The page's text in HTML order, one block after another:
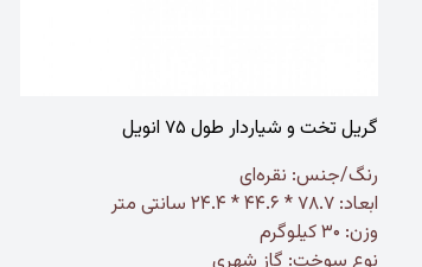
گریل تخت و شیاردار طول ۷۵ انویل
رنگ/جنس: نقره‌ای
ابعاد: ۷۸.۷ * ۴۴.۶ * ۲۴.۴ سانتی متر
وزن: ۳۰ کیلوگرم